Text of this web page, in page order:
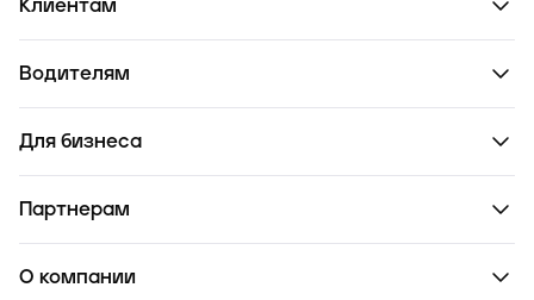
Клиентам
Водителям
Для бизнеса
Партнерам
О компании